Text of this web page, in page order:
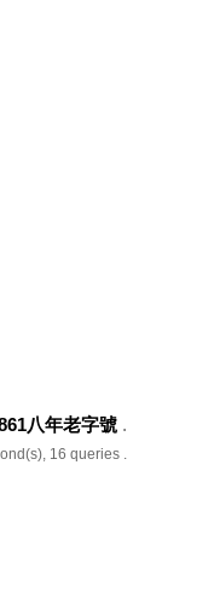
八年老字號 .
16 queries .